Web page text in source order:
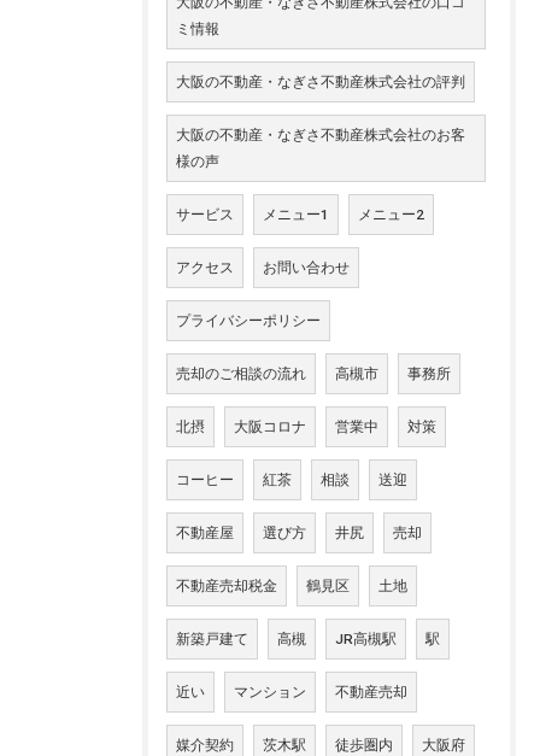
ミ情報
大阪の不動産・なぎさ不動産株式会社の評判
大阪の不動産・なぎさ不動産株式会社のお客
様の声
サービス メニュー1 メニュー2
アクセス お問い合わせ
プライバシーポリシー
売却のご相談の流れ 高槻市 事務所
北摂 大阪コロナ 営業中 対策
コーヒー 紅茶 相談 送迎
不動産屋 選び方 井尻 売却
不動産売却税金 鶴見区 土地
新築戸建て 高槻 JR高槻駅 駅
近い マンション 不動産売却
媒介契約 茨木駅 徒歩圏内 大阪府